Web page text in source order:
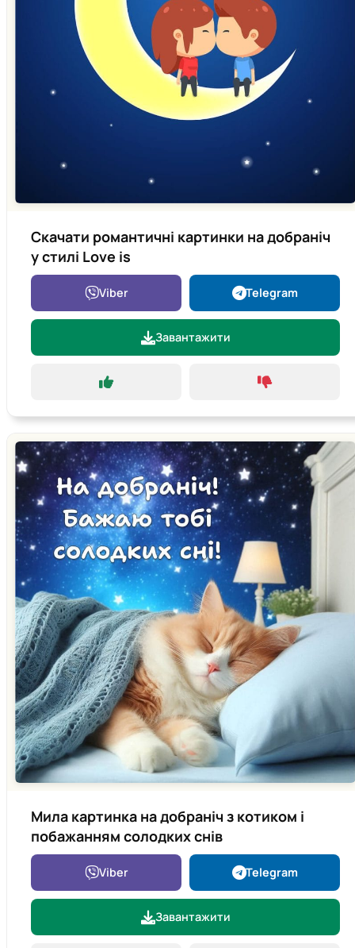
Скачати романтичні картинки на добраніч
у стилі Love is
Viber Telegram
Завантажити
Мила картинка на добраніч з котиком і
побажанням солодких снів
Viber Telegram
Завантажити